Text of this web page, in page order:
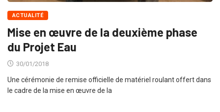
ACTUALITÉ
Mise en œuvre de la deuxième phase
du Projet Eau
30/01/2018
Une cérémonie de remise officielle de matériel roulant offert dans
le cadre de la mise en œuvre de la